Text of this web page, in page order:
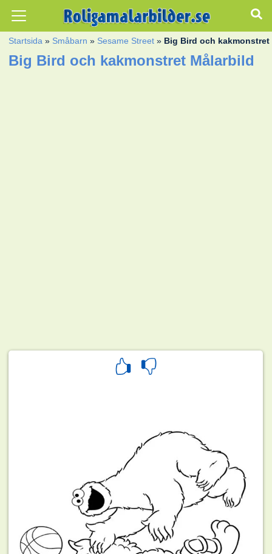
Startsida » Småbarn » Sesame Street » Big Bird och kakmonstret
Big Bird och kakmonstret Målarbild